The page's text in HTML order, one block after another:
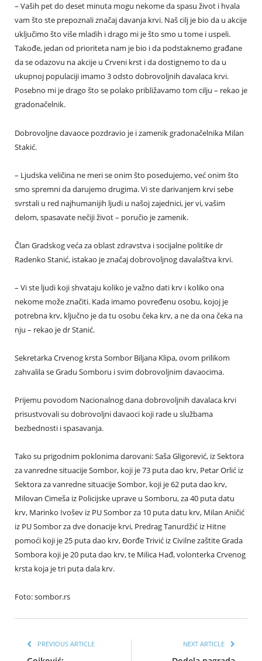
– Vaših pet do deset minuta mogu nekome da spasu život i hvala
vam što ste prepoznali značaj davanja krvi. Naš cilj je bio da u akcije
uključimo što više mladih i drago mi je što smo u tome i uspeli.
Takođe, jedan od prioriteta nam je bio i da podstaknemo građane
da se odazovu na akcije u Crveni krst i da dostignemo to da u
ukupnoj populaciji imamo 3 odsto dobrovoljnih davalaca krvi.
Posebno mi je drago što se polako približavamo tom cilju – rekao je
gradonačelnik.
Dobrovoljne davaoce pozdravio je i zamenik gradonačelnika Milan
Stakić.
– Ljudska veličina ne meri se onim što posedujemo, već onim što
smo spremni da darujemo drugima. Vi ste darivanjem krvi sebe
svrstali u red najhumanijih ljudi u našoj zajednici, jer vi, vašim
delom, spasavate nečiji život – poručio je zamenik.
Član Gradskog veća za oblast zdravstva i socijalne politike dr
Radenko Stanić, istakao je značaj dobrovoljnog davalaštva krvi.
– Vi ste ljudi koji shvataju koliko je važno dati krv i koliko ona
nekome može značiti. Kada imamo povređenu osobu, kojoj je
potrebna krv, ključno je da tu osobu čeka krv, a ne da ona čeka na
nju – rekao je dr Stanić.
Sekretarka Crvenog krsta Sombor Biljana Klipa, ovom prilikom
zahvalila se Gradu Somboru i svim dobrovoljnim davaocima.
Prijemu povodom Nacionalnog dana dobrovoljnih davalaca krvi
prisustvovali su dobrovoljni davaoci koji rade u službama
bezbednosti i spasavanja.
Tako su prigodnim poklonima darovani: Saša Gligorević, iz Sektora
za vanredne situacije Sombor, koji je 73 puta dao krv, Petar Orlić iz
Sektora za vanredne situacije Sombor, koji je 62 puta dao krv,
Milovan Cimeša iz Policijske uprave u Somboru, za 40 puta datu
krv, Marinko Ivošev iz PU Sombor za 10 puta datu krv, Milan Aničić
iz PU Sombor za dve donacije krvi, Predrag Tanurdžić iz Hitne
pomoći koji je 25 puta dao krv, Đorđe Trivić iz Civilne zaštite Grada
Sombora koji je 20 puta dao krv, te Milica Hađ, volonterka Crvenog
krsta koja je tri puta dala krv.
Foto: sombor.rs
PREVIOUS ARTICLE NEXT ARTICLE